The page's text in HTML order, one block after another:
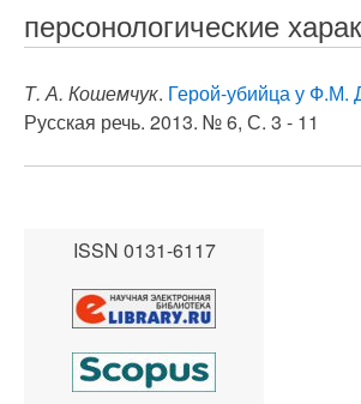
here:
персонологические
Т. А. Кошемчук. Герой-убийца у Ф.М.
Русская речь. 2013. № 6, С. 3 - 11
ISSN 0131-6117